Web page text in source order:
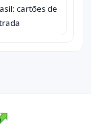
cartões de